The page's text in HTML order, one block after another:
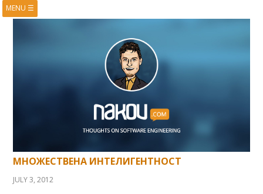
MENU ☰
МНОЖЕСТВЕНА ИНТЕЛИГЕНТНОСТ
JULY 3, 2012